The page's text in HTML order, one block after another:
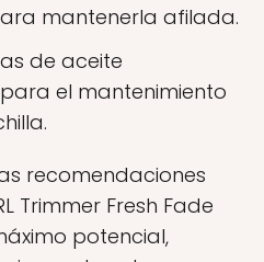
mantenerla afilada.
de aceite
el mantenimiento
recomendaciones
Trimmer Fresh Fade
potencial,